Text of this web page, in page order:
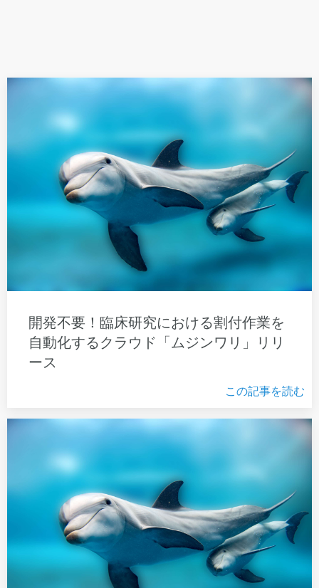
開発不要！臨床研究における割付作業を
自動化するクラウド「ムジンワリ」リリ
ース
この記事を読む